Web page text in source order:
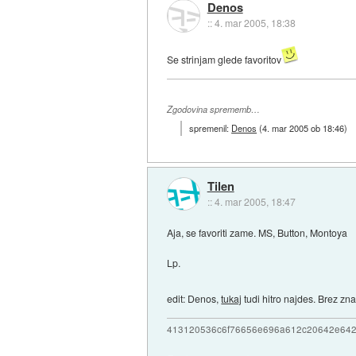
Denos
::4. mar 2005, 18:38
Se strinjam glede favoritov
Zgodovina sprememb…
spremenil: Denos (4. mar 2005 ob 18:46)
Tilen
::4. mar 2005, 18:47
Aja, se favoriti zame. MS, Button, Montoya
Lp.
edit: Denos,tukaj tudi hitro najdes. Brez